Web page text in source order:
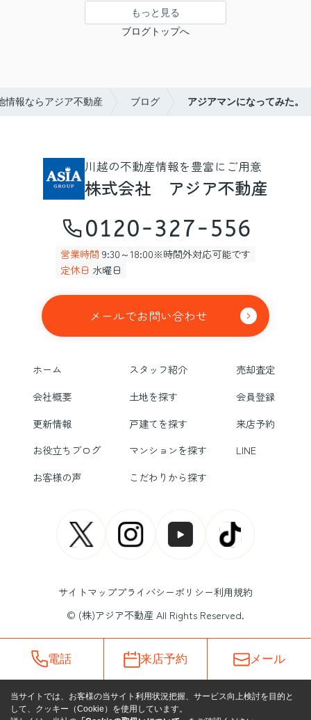
もっと見る
ブログトップへ
情報ならアジア不動産 ブログ アジアマンになってみた。
川越の不動産情報を豊富にご用意
株式会社 アジア不動産
0120-327-556
営業時間 9:30～18:00※時間外対応可能です
定休日 水曜日
メールでお問い合わせ
ホーム スタッフ紹介
売却査定
会社概要
土地を探す
会員登録
更新情報
戸建てを探す
来店予約
お役立ちブログ
マンションを探す
LINE
お客様の声
こだわりから探す
サイトマッププライバシーポリシー利用規約
© (株)アジア不動産 All Rights Reserved.
電話 来店予約 メール
当サイトでは、お客様の当サイト利用状況把握、サービス向上検討を目的と
して、クッキー（Cookie）を使用しています。